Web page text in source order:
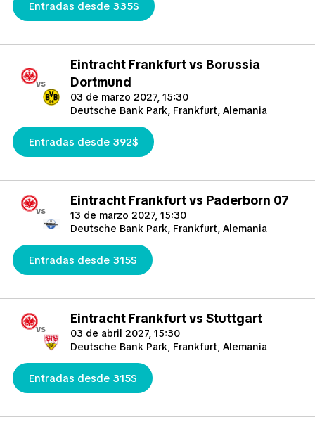
Entradas desde 335$
vs
Eintracht Frankfurt vs Borussia
Dortmund
03 de marzo 2027, 15:30
Deutsche Bank Park, Frankfurt, Alemania
Entradas desde 392$
vs
Eintracht Frankfurt vs Paderborn 07
13 de marzo 2027, 15:30
Deutsche Bank Park, Frankfurt, Alemania
Entradas desde 315$
vs
Eintracht Frankfurt vs Stuttgart
03 de abril 2027, 15:30
Deutsche Bank Park, Frankfurt, Alemania
Entradas desde 315$